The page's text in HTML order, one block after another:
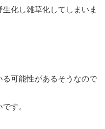
化し雑草化してしまいま
可能性があるそうなので
す。